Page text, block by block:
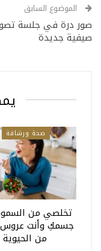
الموضوع السابق
صور درة في جلسة
صيفية جديدة
صحة ورشاقة
تخلصي من
جسمكِ وأنت عروس
من الحيوية